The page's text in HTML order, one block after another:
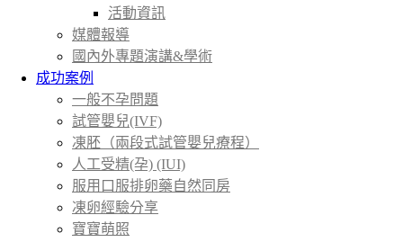
活動資訊
媒體報導
國內外專題演講&學術
成功案例
一般不孕問題
試管嬰兒(IVF)
凍胚（兩段式試管嬰兒療程）
人工受精(孕) (IUI)
服用口服排卵藥自然同房
凍卵經驗分享
寶寶萌照